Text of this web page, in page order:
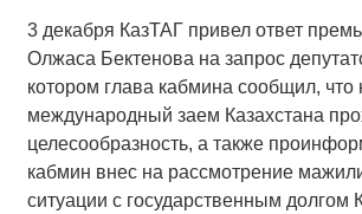
3 декабря КазТАГ привел ответ
Олжаса Бектенова на запрос
котором глава кабмина сообщил, что
международный заем Казахстана
целесообразность, а также
кабмин внес на рассмотрение
ситуации с государственным долгом